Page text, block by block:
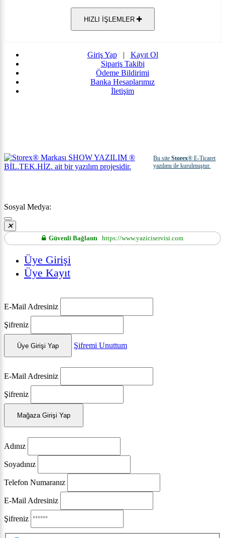
HIZLI İŞLEMLER
Giriş Yap| Kayıt Ol
Sipariş Takibi
Ödeme Bildirimi
Banka Hesaplarımız
İletişim
Bu siteStorex® E-Ticaret
yazılımı ile kurulmuştur.
Sosyal Medya:
Güvenli Bağlantı https://www.yaziciservisi.com
Üye Girişi
Üye Kayıt
E-Mail Adresiniz
Şifreniz
Üye Girişi Yap Şifremi Unuttum
E-Mail Adresiniz
Şifreniz
Mağaza Girişi Yap
Adınız
Soyadınız
Telefon Numaranız
E-Mail Adresiniz
Şifreniz